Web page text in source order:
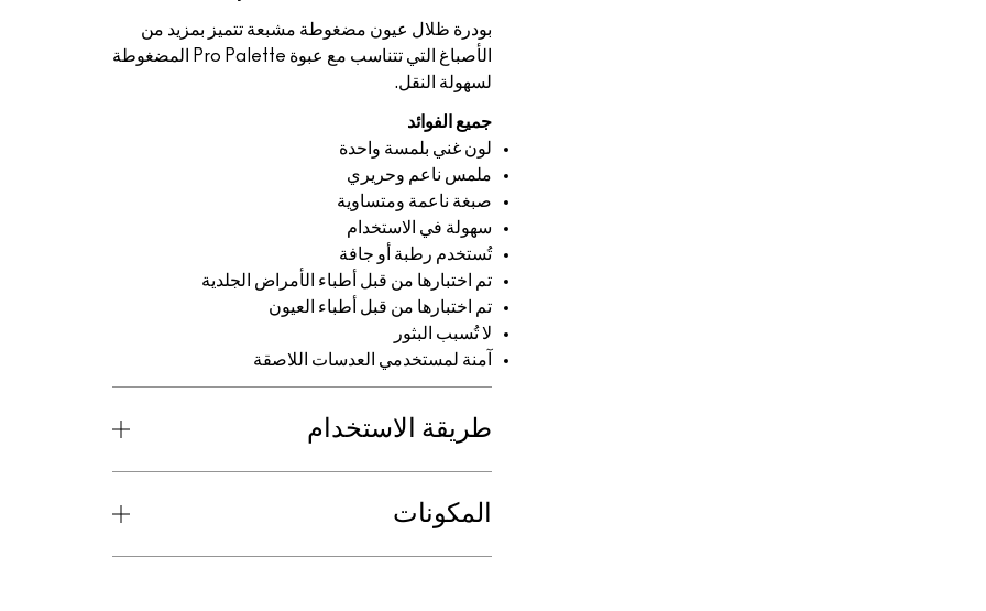
بودرة ظلال عيون مضغوطة مشبعة تتميز بمزيد من
الأصباغ التي تتناسب مع عبوة Pro Palette المضغوطة
لسهولة النقل.
جميع الفوائد
لون غني بلمسة واحدة
ملمس ناعم وحريري
صبغة ناعمة ومتساوية
سهولة في الاستخدام
تُستخدم رطبة أو جافة
تم اختبارها من قبل أطباء الأمراض الجلدية
تم اختبارها من قبل أطباء العيون
لا تُسبب البثور
آمنة لمستخدمي العدسات اللاصقة
طريقة الاستخدام
المكونات